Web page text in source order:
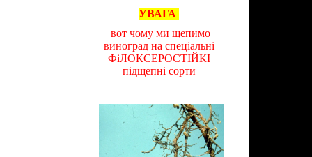
УВАГА
вот чому ми щепимо
виноград на спеціальні
ФіЛОКСЕРОСТІЙКІ
підщепні сорти